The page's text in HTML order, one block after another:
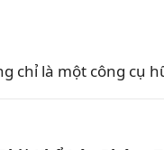
chỉ là một công cụ